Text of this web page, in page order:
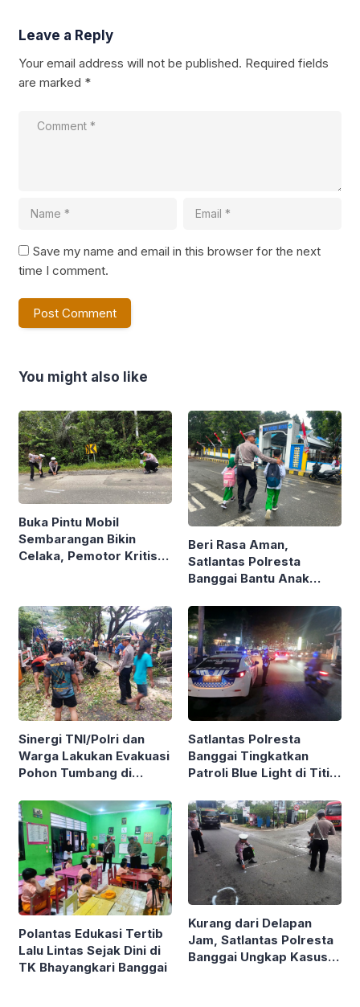
Leave a Reply
Your email address will not be published. Required fields
are marked *
Save my name and email in this browser for the next
time I comment.
You might also like
Buka Pintu Mobil
Sembarangan Bikin
Celaka, Pemotor Kritis,
Beri Rasa Aman,
Satlantas Polresta
Banggai Bantu Anak
Sinergi TNI/Polri dan
Warga Lakukan Evakuasi
Pohon Tumbang di
Kembali
Satlantas Polresta
Banggai Tingkatkan
Patroli Blue Light di Titik
Polantas Edukasi Tertib
Lalu Lintas Sejak Dini di
TK Bhayangkari Banggai
Kurang dari Delapan
Jam, Satlantas Polresta
Banggai Ungkap Kasus